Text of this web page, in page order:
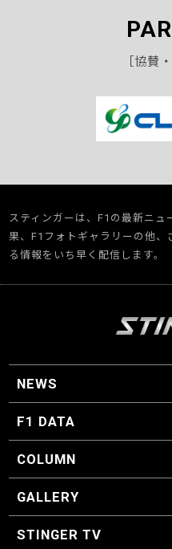
［協賛
スティンガーは、F1の最新ニュ
果、F1フォトギャラリーの他
る情報をいち早く配信します。
NEWS
F1 ニュース
F1 DATA
F1 日程
F1 データ
COLUMN
マイ・ワンダフル・サーキ
スクーデリア・一方通行
F1に燃え、ゴルフに泣く日
スティングくんの部屋
GALLERY
GALLERY
STINGER TV